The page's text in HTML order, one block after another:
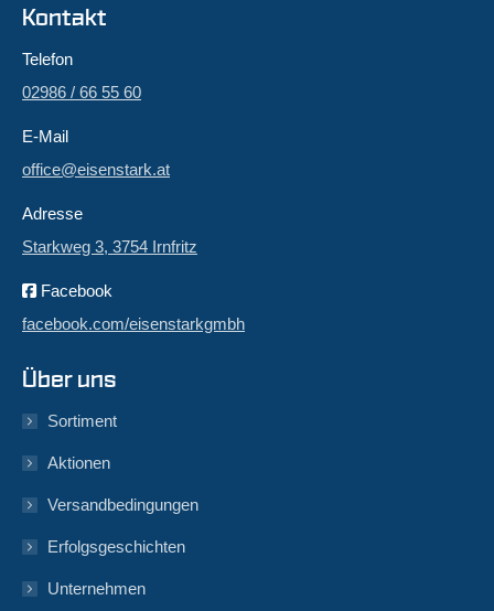
Kontakt
Telefon
02986 / 66 55 60
E-Mail
office@eisenstark.at
Adresse
Starkweg 3, 3754 Irnfritz
Facebook
facebook.com/eisenstarkgmbh
Über uns
Sortiment
Aktionen
Versandbedingungen
Erfolgsgeschichten
Unternehmen